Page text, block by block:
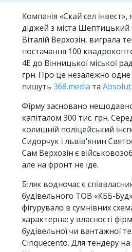
Компанія «Скай сел
діджей з міста Шептицький
Віталій Верхозін, виграла
постачання 100
4E до Вінницької міської
грн. Про це незалежно одне
пишуть 368.media та
Фірму засновано
капіталом 300 тис. грн.
колишній поліцейський
Сидорчук і львів'янин
Сам Верхозін є
але на фронт не їде.
Біляк водночас є
будівельного ТОВ «КББ-
фігурувало в сумнівних
характерна: у власності
будівельної чи вантажної
Cinquecento. Для тендеру